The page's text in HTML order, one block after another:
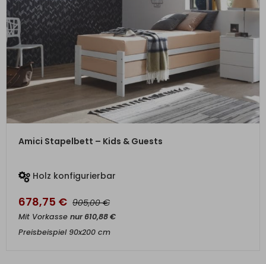
ZUM PRODUKT
Amici Stapelbett – Kids & Guests
Holz konfigurierbar
678,75 € 905,00€
Mit Vorkasse nur610,88€
Preisbeispiel 90x200 cm